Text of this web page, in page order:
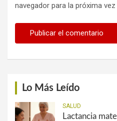
navegador para la próxima
Lo Más Leído
SALUD
Lactancia